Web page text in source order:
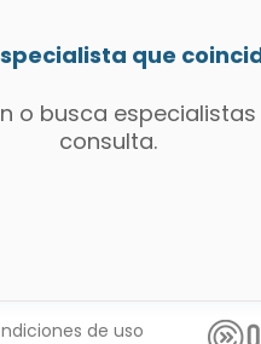
que
o busca
consulta.
de uso